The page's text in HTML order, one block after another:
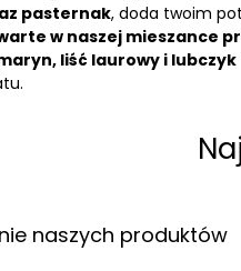
pasternak, doda twoim
w naszej mieszance
liść laurowy i lubczyk
naszych produktów